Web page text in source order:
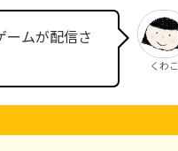
ームが配信さ
くわこ